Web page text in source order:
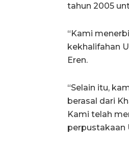
tahun 2005
“Kami
kekhalifahan
Eren.
“Selain itu,
berasal dari
Kami telah
perpustakaan